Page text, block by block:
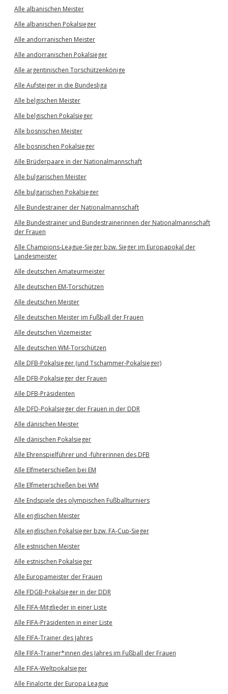
Alle albanischen Meister
Alle albanischen Pokalsieger
Alle andorranischen Meister
Alle andorranischen Pokalsieger
Alle argentinischen Torschützenkönige
Alle Aufsteiger in die Bundesliga
Alle belgischen Meister
Alle belgischen Pokalsieger
Alle bosnischen Meister
Alle bosnischen Pokalsieger
Alle Brüderpaare in der Nationalmannschaft
Alle bulgarischen Meister
Alle bulgarischen Pokalsieger
Alle Bundestrainer der Nationalmannschaft
Alle Bundestrainer und Bundestrainerinnen der Nationalmannschaft
der Frauen
Alle Champions-League-Sieger bzw. Sieger im Europapokal der
Landesmeister
Alle deutschen Amateurmeister
Alle deutschen EM-Torschützen
Alle deutschen Meister
Alle deutschen Meister im Fußball der Frauen
Alle deutschen Vizemeister
Alle deutschen WM-Torschützen
Alle DFB-Pokalsieger (und Tschammer-Pokalsieger)
Alle DFB-Pokalsieger der Frauen
Alle DFB-Präsidenten
Alle DFD-Pokalsieger der Frauen in der DDR
Alle dänischen Meister
Alle dänischen Pokalsieger
Alle Ehrenspielführer und -führerinnen des DFB
Alle Elfmeterschießen bei EM
Alle Elfmeterschießen bei WM
Alle Endspiele des olympischen Fußballturniers
Alle englischen Meister
Alle englischen Pokalsieger bzw. FA-Cup-Sieger
Alle estnischen Meister
Alle estnischen Pokalsieger
Alle Europameister der Frauen
Alle FDGB-Pokalsieger in der DDR
Alle FIFA-Mitglieder in einer Liste
Alle FIFA-Präsidenten in einer Liste
Alle FIFA-Trainer des Jahres
Alle FIFA-Trainer*innen des Jahres im Fußball der Frauen
Alle FIFA-Weltpokalsieger
Alle Finalorte der Europa League